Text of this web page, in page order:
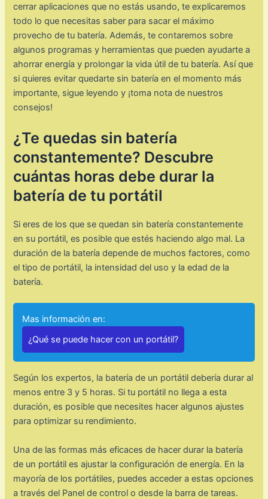
cerrar aplicaciones que no estás usando, te explicaremos
todo lo que necesitas saber para sacar el máximo
provecho de tu batería. Además, te contaremos sobre
algunos programas y herramientas que pueden ayudarte a
ahorrar energía y prolongar la vida útil de tu batería. Así que
si quieres evitar quedarte sin batería en el momento más
importante, sigue leyendo y ¡toma nota de nuestros
consejos!
¿Te quedas sin batería
constantemente? Descubre
cuántas horas debe durar la
batería de tu portátil
Si eres de los que se quedan sin batería constantemente
en su portátil, es posible que estés haciendo algo mal. La
duración de la batería depende de muchos factores, como
el tipo de portátil, la intensidad del uso y la edad de la
batería.
Mas información en:
¿Qué se puede hacer con un portátil?
Según los expertos, la batería de un portátil debería durar al
menos entre 3 y 5 horas. Si tu portátil no llega a esta
duración, es posible que necesites hacer algunos ajustes
para optimizar su rendimiento.
Una de las formas más eficaces de hacer durar la batería
de un portátil es ajustar la configuración de energía. En la
mayoría de los portátiles, puedes acceder a estas opciones
a través del Panel de control o desde la barra de tareas.